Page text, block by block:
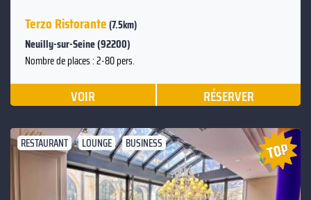
Terzo Ristorante(7.5km)
Neuilly-sur-Seine (92200)
Nombre de places : 2-80 pers.
VOIR RÉSERVER
RESTAURANT LOUNGE BUSINESS